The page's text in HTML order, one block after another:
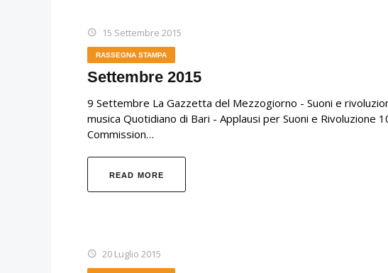
15 Settembre 2015
RASSEGNA STAMPA
Settembre 2015
9 Settembre La Gazzetta del Mezzogiorno - Suoni e
musica Quotidiano di Bari - Applausi per Suoni e Rivoluzione
Commission…
READ MORE
20 Luglio 2015